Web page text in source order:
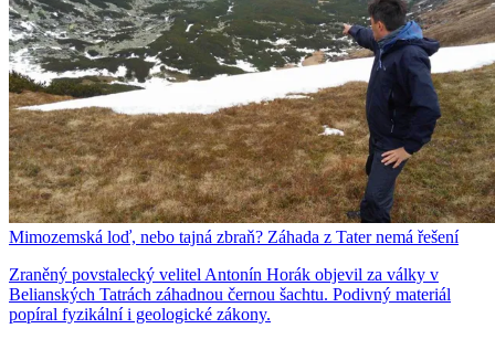
Mimozemská loď, nebo tajná zbraň? Záhada z Tater nemá řešení
Zraněný povstalecký velitel Antonín Horák objevil za války v
Belianských Tatrách záhadnou černou šachtu. Podivný materiál
popíral fyzikální i geologické zákony.